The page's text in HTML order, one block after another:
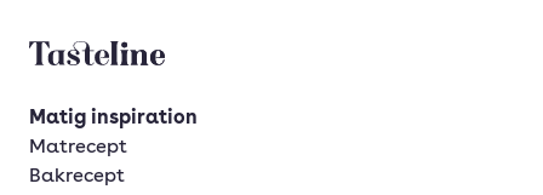
Tasteline startsida
Matig inspiration
Matrecept
Bakrecept